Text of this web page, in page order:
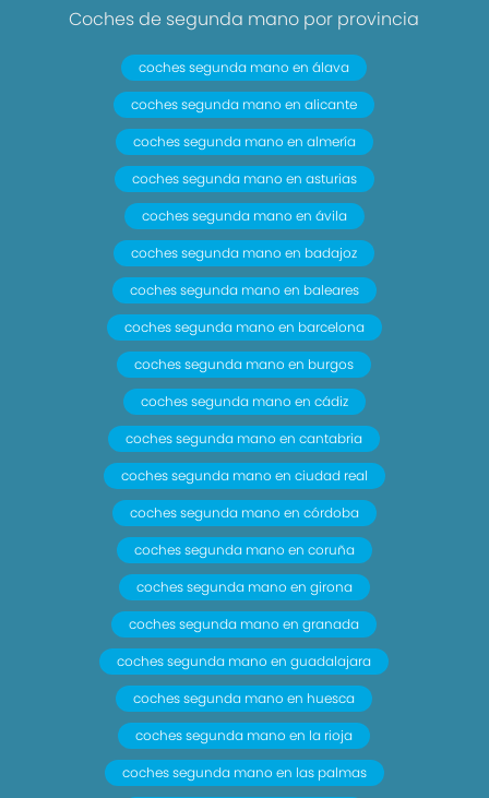
Coches de segunda mano por provincia
coches segunda mano en álava
coches segunda mano en alicante
coches segunda mano en almería
coches segunda mano en asturias
coches segunda mano en ávila
coches segunda mano en badajoz
coches segunda mano en baleares
coches segunda mano en barcelona
coches segunda mano en burgos
coches segunda mano en cádiz
coches segunda mano en cantabria
coches segunda mano en ciudad real
coches segunda mano en córdoba
coches segunda mano en coruña
coches segunda mano en girona
coches segunda mano en granada
coches segunda mano en guadalajara
coches segunda mano en huesca
coches segunda mano en la rioja
coches segunda mano en las palmas